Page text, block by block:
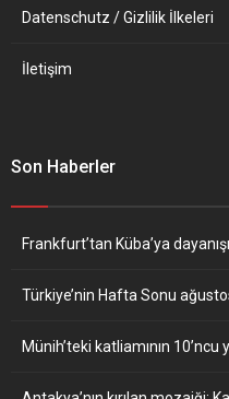
Datenschutz / Gizlilik İlkeleri
İletişim
Son Haberler
Frankfurt’tan Küba’ya
Türkiye’nin Hafta Sonu
Münih’teki katliamının